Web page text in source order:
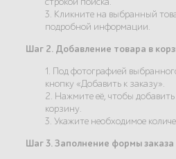
3. Кликните на выбранный
подробной информации.
Шаг 2. Добавление товара в
1. Под фотографией
кнопку «Добавить к заказу».
2. Нажмите её, чтобы
корзину.
3. Укажите необходимое
Шаг 3. Заполнение формы заказа